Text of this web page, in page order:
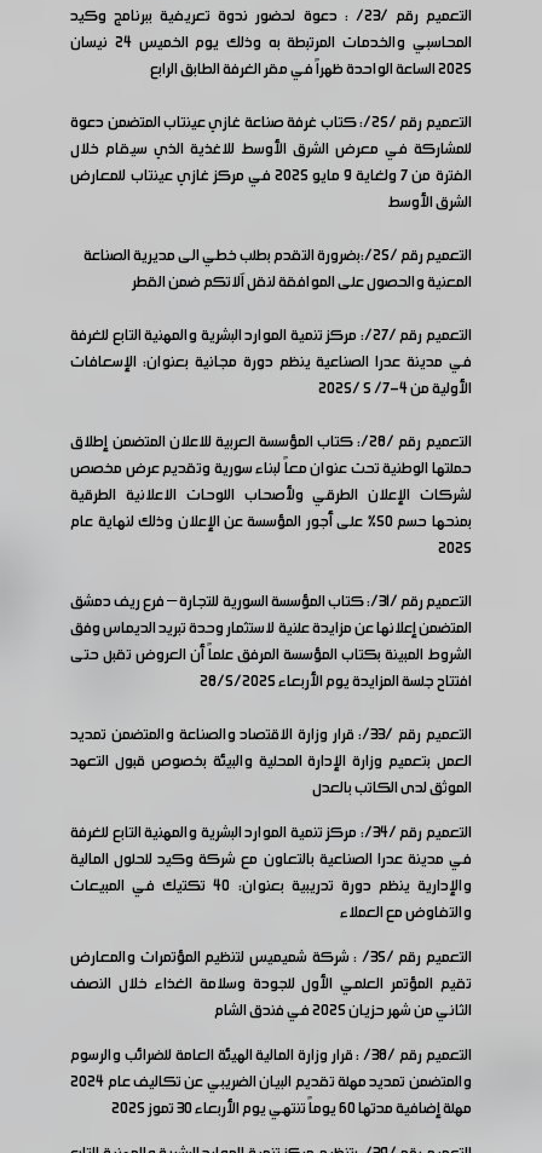
التعميم رقم /23/ : دعوة لحضور ندوة تعريفية ببرنامج وكيد
المحاسبي والخدمات المرتبطة به وذلك يوم الخميس 24 نيسان
2025 الساعة الواحدة ظهراً في مقر الغرفة الطابق الرابع
التعميم رقم /25/: كتاب غرفة صناعة غازي عينتاب المتضمن دعوة
للمشاركة في معرض الشرق الأوسط للاغذية الذي سيقام خلال
الفترة من 7 ولغاية 9 مايو 2025 في مركز غازي عينتاب للمعارض
الشرق الأوسط
التعميم رقم /25/:بضرورة التقدم بطلب خطي الى مديرية الصناعة
المعنية والحصول على الموافقة لنقل آلاتكم ضمن القطر
التعميم رقم /27/: مركز تنمية الموارد البشرية والمهنية التابع للغرفة
في مدينة عدرا الصناعية ينظم دورة مجانية بعنوان: الإسعافات
الأولية من 4-7/ 5 /2025
التعميم رقم /28/: كتاب المؤسسة العربية للاعلان المتضمن إطلاق
حملتها الوطنية تحت عنوان معاً لبناء سورية وتقديم عرض مخصص
لشركات الإعلان الطرقي ولأصحاب اللوحات الاعلانية الطرقية
بمنحها حسم 50% على أجور المؤسسة عن الإعلان وذلك لنهاية عام
2025
التعميم رقم /31/: كتاب المؤسسة السورية للتجارة – فرع ريف دمشق
المتضمن إعلانها عن مزايدة علنية لاستثمار وحدة تبريد الديماس وفق
الشروط المبينة بكتاب المؤسسة المرفق علماًأن العروض تقبل حتى
افتتاح جلسة المزايدة يوم الأربعاء 28/5/2025
التعميم رقم /33/: قرار وزارة الاقتصاد والصناعة والمتضمن تمديد
العمل بتعميم وزارة الإدارة المحلية والبيئة بخصوص قبول التعهد
الموثق لدى الكاتب بالعدل
التعميم رقم /34/: مركز تنمية الموارد البشرية والمهنية التابع للغرفة
في مدينة عدرا الصناعية بالتعاون مع شركة وكيد للحلول المالية
والإدارية ينظم دورة تدريبية بعنوان: 40 تكتيك في المبيعات
والتفاوض مع العملاء
التعميم رقم /35/ : شركة شميميس لتنظيم المؤتمرات والمعارض
تقيم المؤتمر العلمي الأول للجودة وسلامة الغذاء خلال النصف
الثاني من شهر حزيان 2025 في فندق الشام
التعميم رقم /38/ : قرار وزارة المالية الهيئة العامة للضرائب والرسوم
والمتضمن تمديد مهلة تقديم البيان الضريبي عن تكاليف عام 2024
مهلة إضافية مدتها 60 يوماً تنتهي يوم الأربعاء 30 تموز 2025